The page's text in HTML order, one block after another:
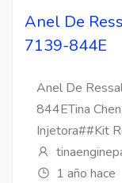
Anel De
7139-844E
Anel De
844ETina
Injetora##Kit
1 año hace